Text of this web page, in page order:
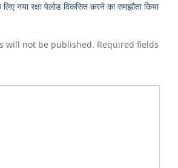
नया रक्षा पेलोड विकसित करने का समझौता किया
will not be published. Required fields